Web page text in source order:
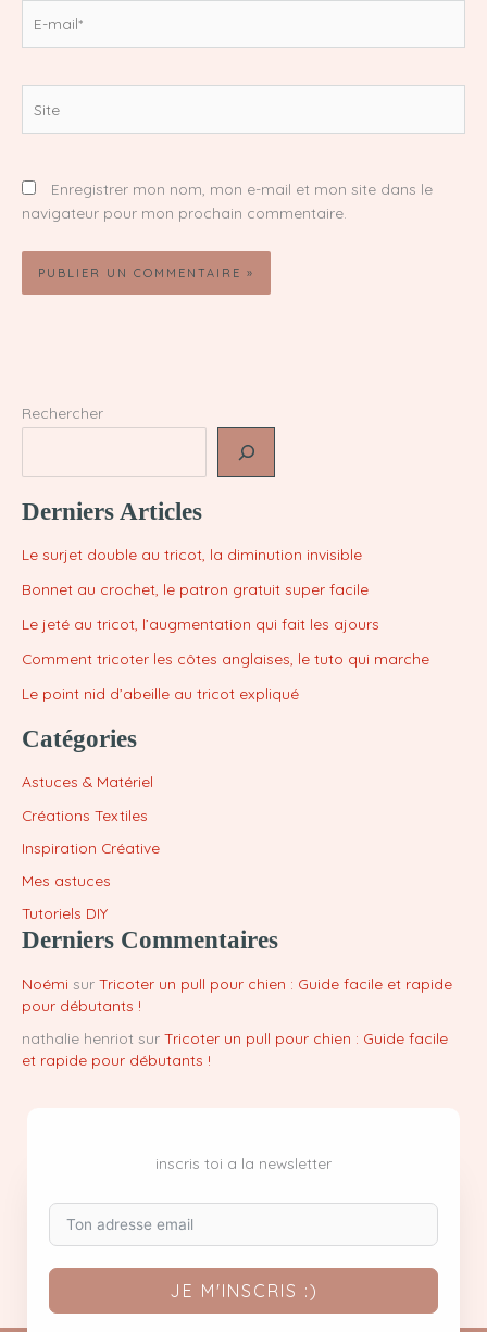
mail*
Enregistrer mon nom, mon e-mail et mon site dans le
navigateur pour mon prochain commentaire.
Rechercher
Derniers Articles
Le surjet double au tricot, la diminution invisible
Bonnet au crochet, le patron gratuit super facile
Le jeté au tricot, l’augmentation qui fait les ajours
Comment tricoter les côtes anglaises, le tuto qui marche
Le point nid d’abeille au tricot expliqué
Catégories
Astuces & Matériel
Créations Textiles
Inspiration Créative
Mes astuces
Tutoriels DIY
Derniers Commentaires
Noémi sur Tricoter un pull pour chien : Guide facile et rapide
pour débutants !
nathalie henriot sur Tricoter un pull pour chien : Guide facile
et rapide pour débutants !
inscris toi a la newsletter
JE M'INSCRIS :)